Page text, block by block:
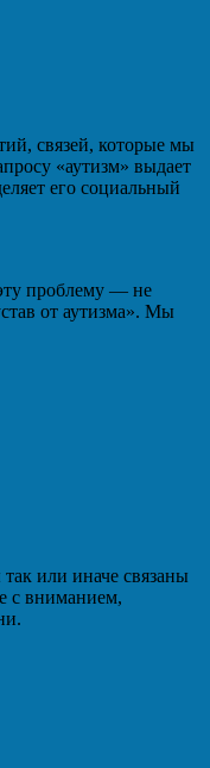
связей, которые мы
«аутизм» выдает
его социальный
проблему — не
от аутизма». Мы
или иначе связаны
с вниманием,